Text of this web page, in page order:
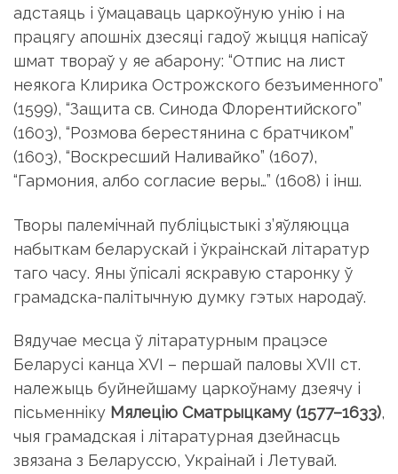
адстаяць i ўмацаваць царкоўную унiю i на
працягу апошнiх дзесяцi гадоў жыцця напiсаў
шмат твораў у яе абарону: “Отпис на лист
неякога Клирика Острожского безъименного”
(1599), “Защита св. Синода Флорентийского”
(1603), “Розмова берестянина с братчиком”
(1603), “Воскресший Наливайко” (1607),
“Гармония, албо согласие веры…” (1608) i iнш.
Творы палемiчнай публiцыстыкi з’яўляюцца
набыткам беларускай i ўкраiнскай лiтаратур
таго часу. Яны ўпiсалi яскравую старонку ў
грамадска-палiтычную думку гэтых народаў.
Вядучае месца ў лiтаратурным працэсе
Беларусi канца XVI – першай паловы XVII ст.
належыць буйнейшаму царкоўнаму дзеячу i
пiсьменнiку Мялецiю Сматрыцкаму (1577–1633),
чыя грамадская i лiтаратурная дзейнасць
звязана з Беларуссю, Украiнай i Летувай.